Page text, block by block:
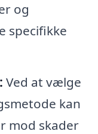
og
specifikke
Ved at vælge
kan
mod skader